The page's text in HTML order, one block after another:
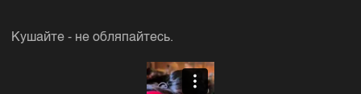
Кушайте - не обляпайтесь.